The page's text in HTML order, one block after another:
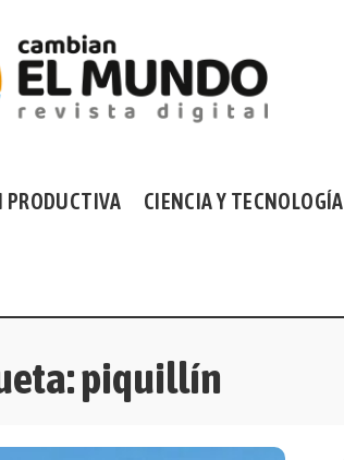
CIENCIA Y TECNOLOGÍA
piquillín